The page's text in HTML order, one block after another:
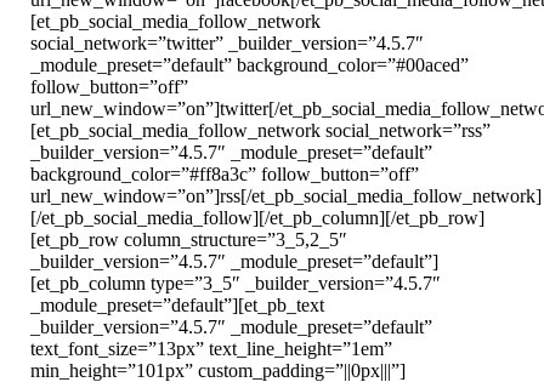
[et_pb_social_media_follow_network
social_network=”twitter” _builder_version=”4.5.7″
_module_preset=”default” background_color=”#00aced”
follow_button=”off”
url_new_window=”on”]twitter[/
[et_pb_social_media_follow_network social_network=”rss”
_builder_version=”4.5.7″ _module_preset=”default”
background_color=”#ff8a3c” follow_button=”off”
url_new_window=”on”]rss[/et_pb_social_media_follow_network]
[/et_pb_social_media_follow][/et_pb_column][/et_pb_row]
[et_pb_row column_structure=”3_5,2_5″
_builder_version=”4.5.7″ _module_preset=”default”]
[et_pb_column type=”3_5″ _builder_version=”4.5.7″
_module_preset=”default”][et_pb_text
_builder_version=”4.5.7″ _module_preset=”default”
text_font_size=”13px” text_line_height=”1em”
min_height=”101px” custom_padding=”||0px|||”]